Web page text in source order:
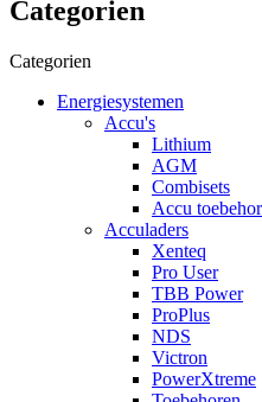
Categorien
Categorien
Energiesystemen
Accu's
Lithium
AGM
Combisets
Accu
Acculaders
Xenteq
Pro User
TBB Power
ProPlus
NDS
Victron
PowerXtreme